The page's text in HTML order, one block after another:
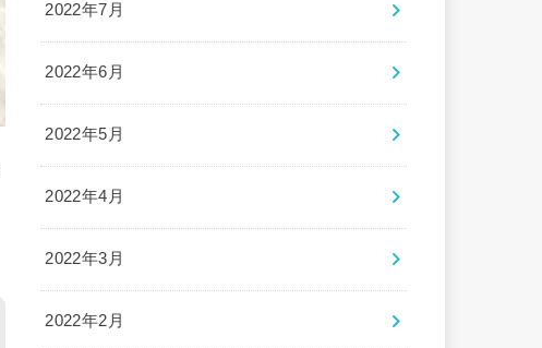
2022年7月
2022年6月
2022年5月
2022年4月
2022年3月
2022年2月